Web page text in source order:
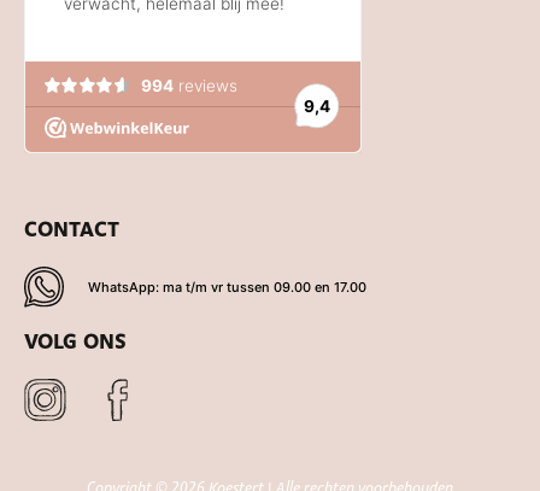
CONTACT
WhatsApp: ma t/m vr tussen 09.00 en 17.00
VOLG ONS